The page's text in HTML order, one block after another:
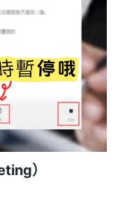
）